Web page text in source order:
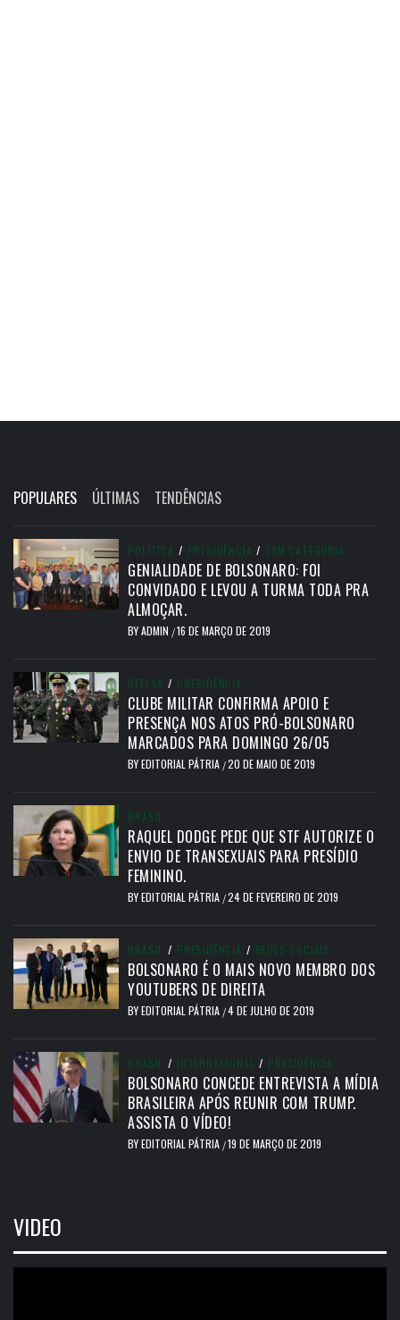
POPULARES ÚLTIMAS TENDÊNCIAS
POLÍTICA / PRESIDÊNCIA / SEM CATEGORIA
GENIALIDADE DE BOLSONARO: FOI
CONVIDADO E LEVOU A TURMA TODA PRA
ALMOÇAR.
BYADMIN /16 DE MARÇO DE 2019
DEFESA / PRESIDÊNCIA
CLUBE MILITAR CONFIRMA APOIO E
PRESENÇA NOS ATOS PRÓ-BOLSONARO
MARCADOS PARA DOMINGO 26/05
BYEDITORIAL PÁTRIA /20 DE MAIO DE 2019
BRASIL
RAQUEL DODGE PEDE QUE STF AUTORIZE O
ENVIO DE TRANSEXUAIS PARA PRESÍDIO
FEMININO.
BYEDITORIAL PÁTRIA /24 DE FEVEREIRO DE 2019
BRASIL / PRESIDÊNCIA / REDES SOCIAIS
BOLSONARO É O MAIS NOVO MEMBRO DOS
YOUTUBERS DE DIREITA
BYEDITORIAL PÁTRIA /4 DE JULHO DE 2019
BRASIL / INTERNACIONAL / PRESIDÊNCIA
BOLSONARO CONCEDE ENTREVISTA A MÍDIA
BRASILEIRA APÓS REUNIR COM TRUMP.
ASSISTA O VÍDEO!
BYEDITORIAL PÁTRIA /19 DE MARÇO DE 2019
VIDEO